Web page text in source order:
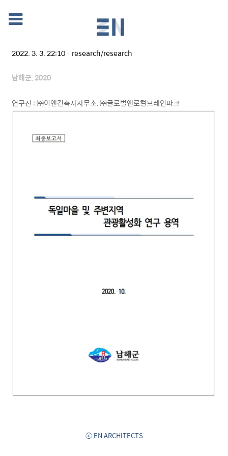
독일마을 및 주변지역 관광활성화 연구
2022. 3. 3. 22:10 ㆍ research/research
남해군, 2020
연구진 :㈜이엔건축사사무소,㈜글로벌앤로컬브레인파크
ⓒ EN ARCHITECTS